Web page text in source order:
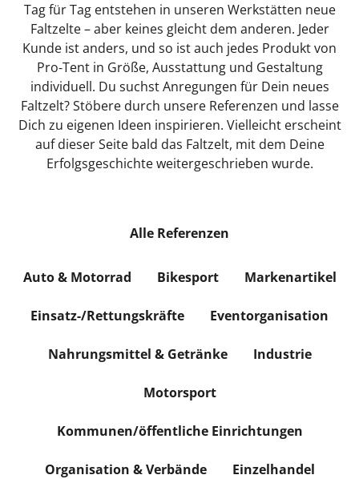
Tag für Tag entstehen in unseren Werkstätten neue
Faltzelte – aber keines gleicht dem anderen. Jeder
Kunde ist anders, und so ist auch jedes Produkt von
Pro‑Tent in Größe, Ausstattung und Gestaltung
individuell. Du suchst Anregungen für Dein neues
Faltzelt? Stöbere durch unsere Referenzen und lasse
Dich zu eigenen Ideen inspirieren. Vielleicht erscheint
auf dieser Seite bald das Faltzelt, mit dem Deine
Erfolgsgeschichte weitergeschrieben wurde.
Alle Referenzen
Auto & Motorrad Bikesport Markenartikel
Einsatz-/Rettungskräfte Eventorganisation
Nahrungsmittel & Getränke Industrie
Motorsport
Kommunen/öffentliche Einrichtungen
Organisation & Verbände Einzelhandel